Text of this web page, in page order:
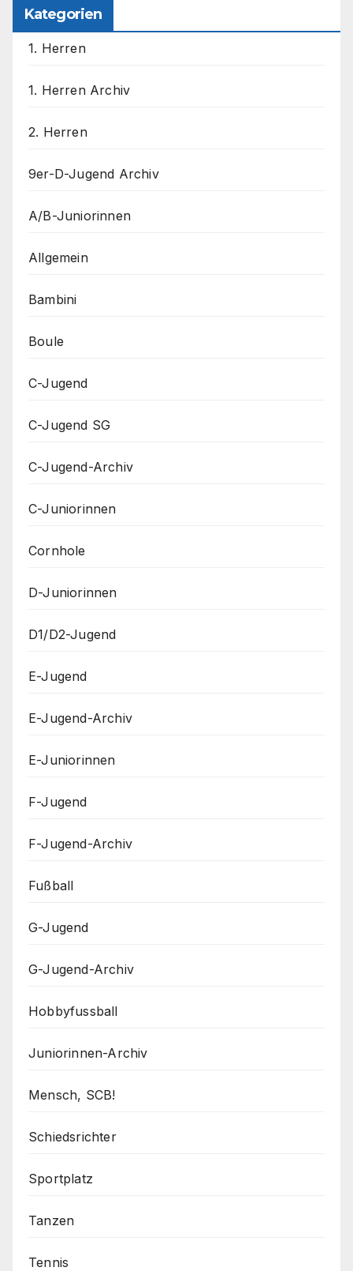
Kategorien
1. Herren
1. Herren Archiv
2. Herren
9er-D-Jugend Archiv
A/B-Juniorinnen
Allgemein
Bambini
Boule
C-Jugend
C-Jugend SG
C-Jugend-Archiv
C-Juniorinnen
Cornhole
D-Juniorinnen
D1/D2-Jugend
E-Jugend
E-Jugend-Archiv
E-Juniorinnen
F-Jugend
F-Jugend-Archiv
Fußball
G-Jugend
G-Jugend-Archiv
Hobbyfussball
Juniorinnen-Archiv
Mensch, SCB!
Schiedsrichter
Sportplatz
Tanzen
Tennis